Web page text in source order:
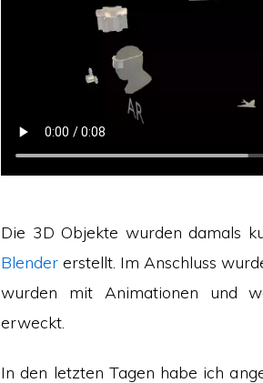
Die 3D Objekte wurden damals
Blender erstellt. Im Anschluss
wurden mit Animationen und
erweckt.
In den letzten Tagen habe ich